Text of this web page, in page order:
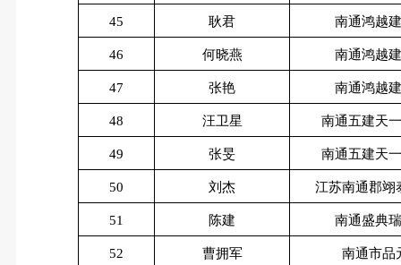
45 耿君 南通鸿越
46 何晓燕 南通鸿越
47 张艳 南通鸿越
48 汪卫星 南通五建天
49 张旻 南通五建天
50 刘杰 江苏南通郡翊
51 陈建 南通盛典
52 曹拥军 南通市品